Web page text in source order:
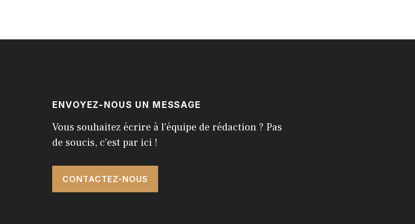
ENVOYEZ-NOUS UN MESSAGE
Vous souhaitez écrire à l'équipe de rédaction ? Pas
de soucis, c'est par ici !
CONTACTEZ-NOUS